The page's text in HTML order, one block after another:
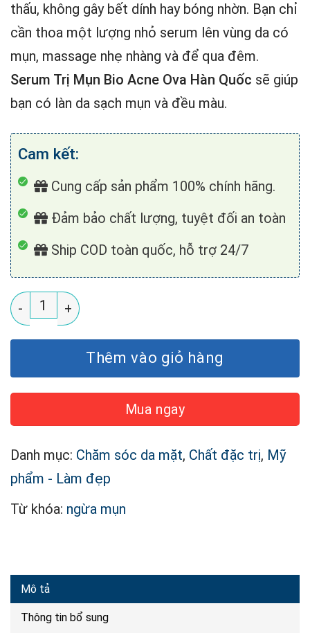
thấu, không gây bết dính hay bóng nhờn. Bạn chỉ
cần thoa một lượng nhỏ serum lên vùng da có
mụn, massage nhẹ nhàng và để qua đêm.
Serum Trị Mụn Bio Acne Ova Hàn Quốc sẽ giúp
bạn có làn da sạch mụn và đều màu.
Cam kết:
Cung cấp sản phẩm 100% chính hãng.
Đảm bảo chất lượng, tuyệt đối an toàn
Ship COD toàn quốc, hỗ trợ 24/7
Serum Trị Mụn Bio Acne số lượng
Thêm vào giỏ hàng
Mua ngay
Danh mục: Chăm sóc da mặt, Chất đặc trị, Mỹ
phẩm - Làm đẹp
Từ khóa: ngừa mụn
Mô tả
Thông tin bổ sung